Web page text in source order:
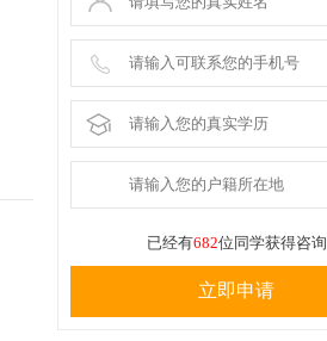
已经有682位同学获得咨询
立即申请